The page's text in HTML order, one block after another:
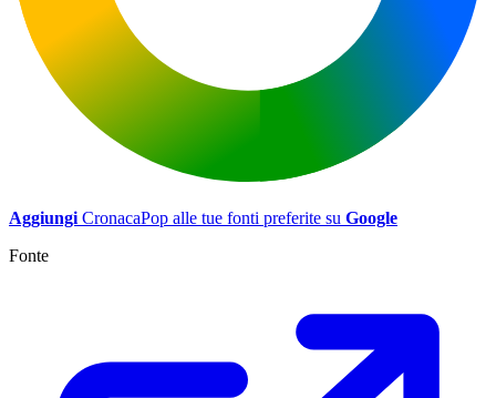
Aggiungi CronacaPop alle tue fonti preferite su Google
Fonte